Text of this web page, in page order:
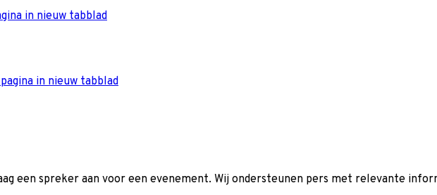
in nieuw tabblad
in nieuw tabblad
een spreker aan voor een evenement. Wij ondersteunen pers met relevante